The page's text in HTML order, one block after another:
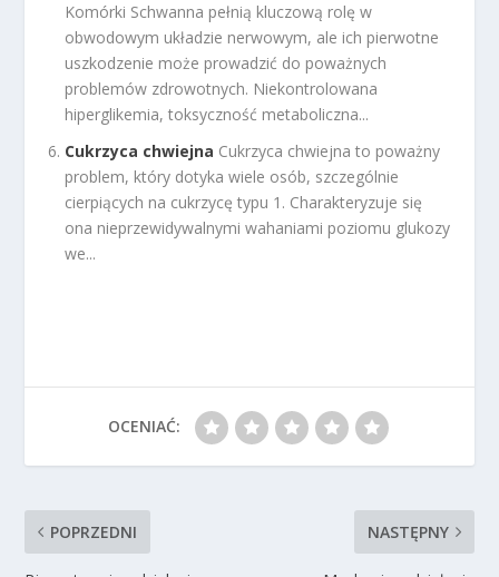
Komórki Schwanna pełnią kluczową rolę w
obwodowym układzie nerwowym, ale ich pierwotne
uszkodzenie może prowadzić do poważnych
problemów zdrowotnych. Niekontrolowana
hiperglikemia, toksyczność metaboliczna...
Cukrzyca chwiejna Cukrzyca chwiejna to poważny
problem, który dotyka wiele osób, szczególnie
cierpiących na cukrzycę typu 1. Charakteryzuje się
ona nieprzewidywalnymi wahaniami poziomu glukozy
we...
OCENIAĆ:
POPRZEDNI NASTĘPNY